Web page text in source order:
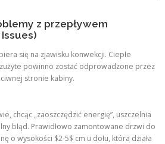
z przepływem
się na zjawisku konwekcji. Ciepłe
powinno zostać odprowadzone przez
stronie kabiny.
chcąc „zaoszczędzić energię”, uszczelnia
błąd. Prawidłowo zamontowane drzwi do
o wysokości $2-5$ cm u dołu, która działa